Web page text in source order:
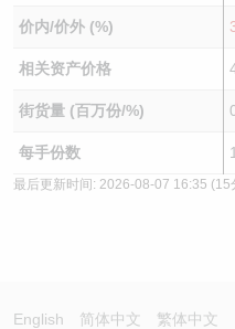
价内/价外 (%)
相关资产价格
街货量 (百万份/%)
每手份数
最后更新时间: 2026-08-07 16:35 (15
English 简体中文 繁体中文